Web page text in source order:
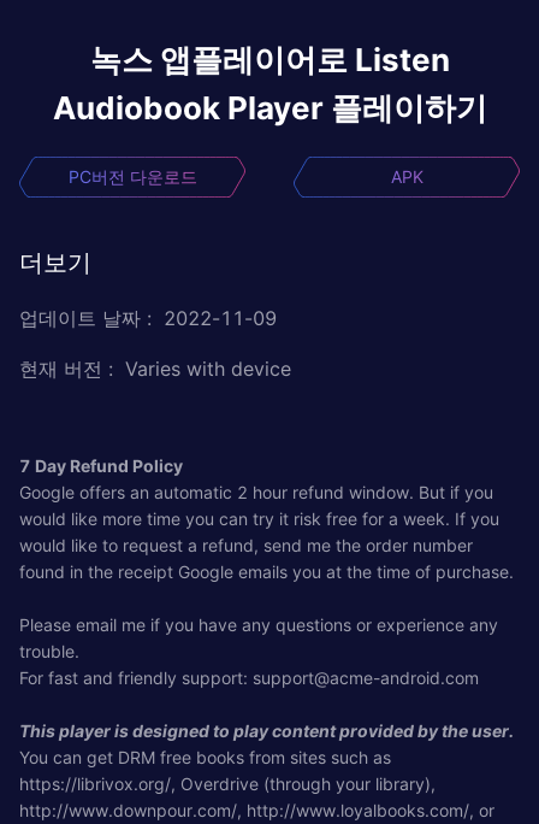
녹스 앱플레이어로 Listen
Audiobook Player 플레이하기
PC버전 다운로드 APK
더보기
업데이트 날짜 : 2022-11-09
현재 버전 : Varies with device
7 Day Refund Policy
Google offers an automatic 2 hour refund window. But if you
would like more time you can try it risk free for a week. If you
would like to request a refund, send me the order number
found in the receipt Google emails you at the time of purchase.
Please email me if you have any questions or experience any
trouble.
For fast and friendly support: support@acme-android.com
This player is designed to play content provided by the user.
You can get DRM free books from sites such as
https://librivox.org/, Overdrive (through your library),
http://www.downpour.com/, http://www.loyalbooks.com/, or